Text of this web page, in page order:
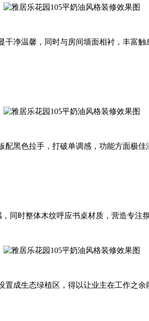
净温馨，同时与房间墙面相衬，丰富触
黑色拉手，打破单调感，功能方面极佳
同时整体木纹呼应书桌材质，营造专注
成生态绿植区，得以让业主在工作之余